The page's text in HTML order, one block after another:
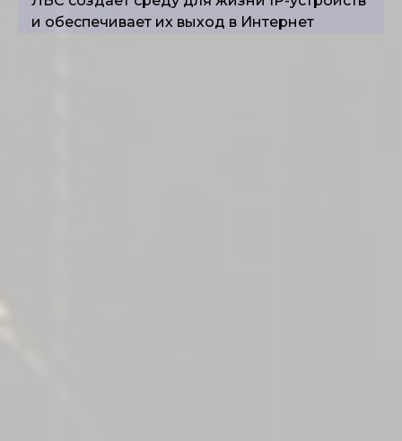
и обеспечивает их выход в Интернет